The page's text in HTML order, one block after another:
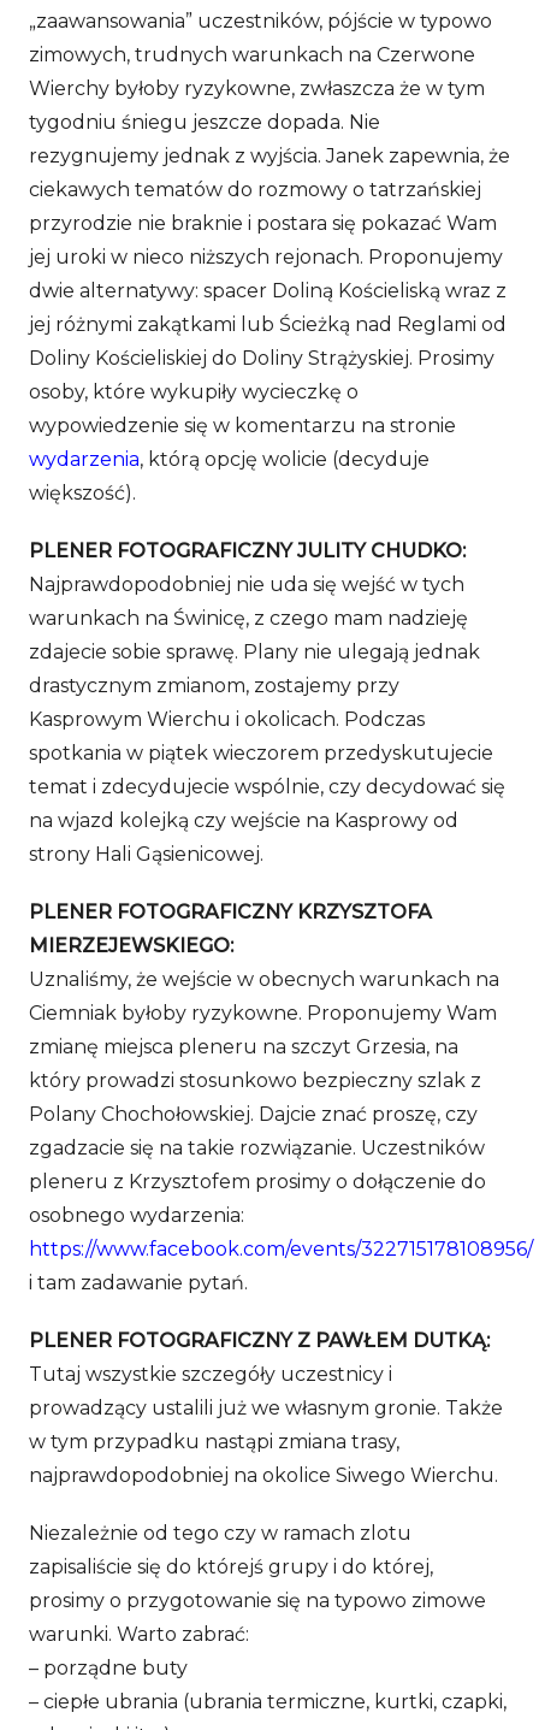
„zaawansowania” uczestników, pójście w typowo
zimowych, trudnych warunkach na Czerwone
Wierchy byłoby ryzykowne, zwłaszcza że w tym
tygodniu śniegu jeszcze dopada. Nie
rezygnujemy jednak z wyjścia. Janek zapewnia, że
ciekawych tematów do rozmowy o tatrzańskiej
przyrodzie nie braknie i postara się pokazać Wam
jej uroki w nieco niższych rejonach. Proponujemy
dwie alternatywy: spacer Doliną Kościeliską wraz z
jej różnymi zakątkami lub Ścieżką nad Reglami od
Doliny Kościeliskiej do Doliny Strążyskiej. Prosimy
osoby, które wykupiły wycieczkę o
wypowiedzenie się w komentarzu na stronie
wydarzenia, którą opcję wolicie (decyduje
większość).
PLENER FOTOGRAFICZNY JULITY CHUDKO:
Najprawdopodobniej nie uda się wejść w tych
warunkach na Świnicę, z czego mam nadzieję
zdajecie sobie sprawę. Plany nie ulegają jednak
drastycznym zmianom, zostajemy przy
Kasprowym Wierchu i okolicach. Podczas
spotkania w piątek wieczorem przedyskutujecie
temat i zdecydujecie wspólnie, czy decydować się
na wjazd kolejką czy wejście na Kasprowy od
strony Hali Gąsienicowej.
PLENER FOTOGRAFICZNY KRZYSZTOFA
MIERZEJEWSKIEGO:
Uznaliśmy, że wejście w obecnych warunkach na
Ciemniak byłoby ryzykowne. Proponujemy Wam
zmianę miejsca pleneru na szczyt Grzesia, na
który prowadzi stosunkowo bezpieczny szlak z
Polany Chochołowskiej. Dajcie znać proszę, czy
zgadzacie się na takie rozwiązanie. Uczestników
pleneru z Krzysztofem prosimy o dołączenie do
osobnego wydarzenia:
https://www.facebook.com/events/322715178108956/
i tam zadawanie pytań.
PLENER FOTOGRAFICZNY Z PAWŁEM DUTKĄ:
Tutaj wszystkie szczegóły uczestnicy i
prowadzący ustalili już we własnym gronie. Także
w tym przypadku nastąpi zmiana trasy,
najprawdopodobniej na okolice Siwego Wierchu.
Niezależnie od tego czy w ramach zlotu
zapisaliście się do którejś grupy i do której,
prosimy o przygotowanie się na typowo zimowe
warunki. Warto zabrać:
– porządne buty
– ciepłe ubrania (ubrania termiczne, kurtki, czapki,